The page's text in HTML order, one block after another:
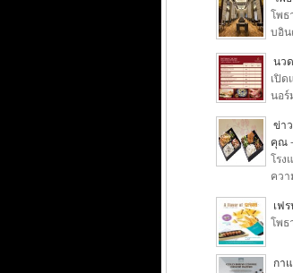
โพธ
บอิน
นว
เปิด
นอร์
ข่า
คุณ-
โรง
ควา
เฟ
โพธ
กา